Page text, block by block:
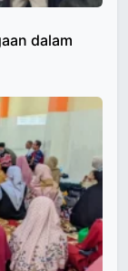
dalam